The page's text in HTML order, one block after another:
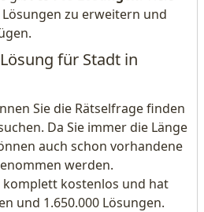
zu erweitern und
für Stadt in
Sie die Rätselfrage finden
Da Sie immer die Länge
auch schon vorhandene
werden.
kostenlos und hat
und 1.650.000 Lösungen.